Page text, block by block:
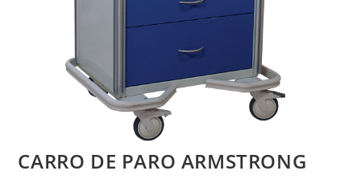
CARRO DE PARO ARMSTRONG